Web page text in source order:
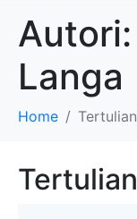
Autori:
Langa
Home